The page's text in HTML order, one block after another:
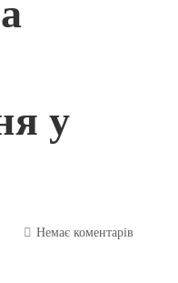
у
Немає коментарів